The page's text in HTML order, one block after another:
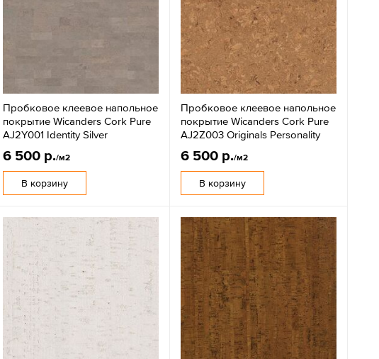
Пробковое клеевое напольное
покрытие Wicanders Cork Pure
AJ2Y001 Identity Silver
6 500 р./м2
В корзину
Пробковое клеевое напольное
покрытие Wicanders Cork Pure
AJ2Z003 Originals Personality
6 500 р./м2
В корзину